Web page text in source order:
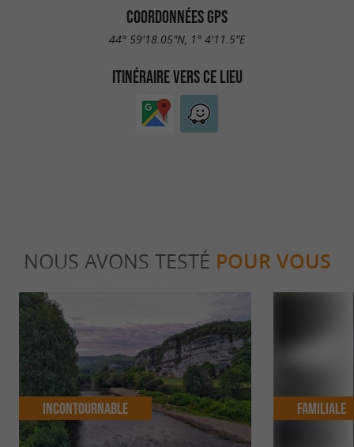
COORDONNÉES GPS
44° 59'18.05"N, 1° 4'11.5"E
ITINÉRAIRE VERS CE LIEU
NOUS AVONS TESTÉ POUR VOUS
Incontournable Familiale